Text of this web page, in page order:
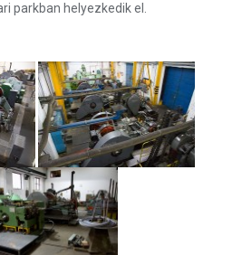
parkban helyezkedik el.